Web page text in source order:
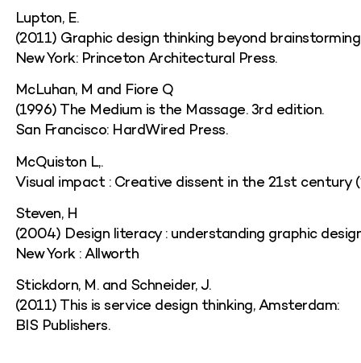
Lupton, E.
(2011) Graphic design thinking beyond brainstorming
New York: Princeton Architectural Press.
McLuhan, M and Fiore Q
(1996) The Medium is the Massage.3rd edition.
San Francisco: HardWired Press.
McQuiston L,.
Visual impact: Creative dissentin the 21st century
Steven, H
(2004) Design literacy: understanding graphic
New York :Allworth
Stickdorn, M. and Schneider, J.
(2011) This isservice design thinking, Amsterdam:
BIS Publishers.